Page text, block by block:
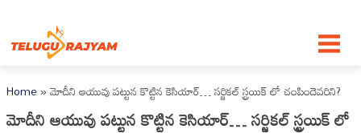
Home»మోదీని ఆయువు పట్టున కొట్టిన కెసియార్… సర్జికల్ స్ట్రయిక్ లో చంపిందెవరిని?
మోదీని ఆయువు పట్టున కొట్టిన కెసియార్… సర్జికల్ స్ట్రయిక్ లో